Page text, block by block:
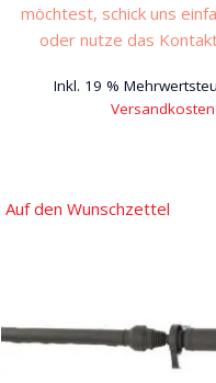
möchtest, schick uns
oder nutze das
Inkl. 19 %
Versandkosten
Auf den Wunschzettel